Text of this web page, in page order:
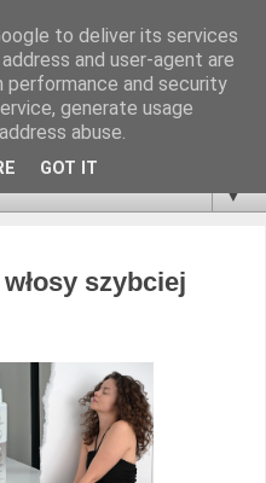
▼
szybciej
to deliver its services
and user-agent are
performance and security
generate usage
abuse.
GOT IT